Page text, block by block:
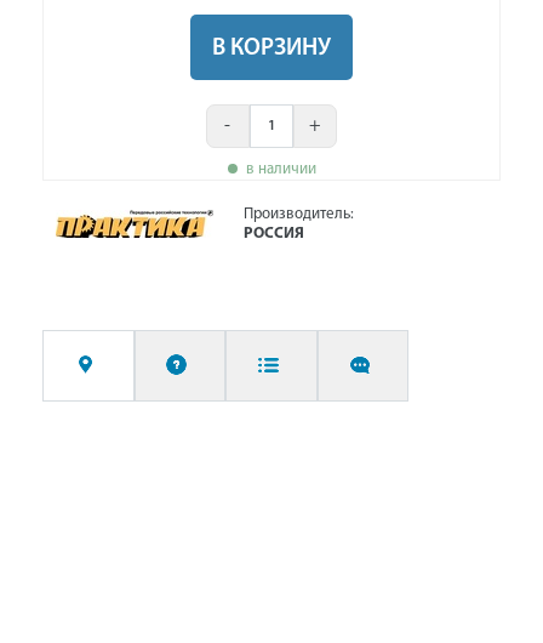
В КОРЗИНУ
- +
в наличии
Производитель:
РОССИЯ